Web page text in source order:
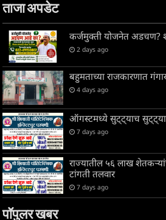
ताजा अपडेट
कर्जमुक्ती योजनेत अडचण?
2 days ago
बहुमताच्या राजकारणात
4 days ago
ऑगस्टमध्ये सुट्ट्याच सुट्ट्या
7 days ago
राज्यातील ५६ लाख
टांगती तलवार
7 days ago
पॉपुलर खबर